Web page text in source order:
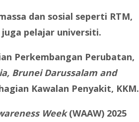
dan sosial seperti RTM,
pelajar universiti.
Perkembangan Perubatan,
Brunei Darussalam and
Kawalan Penyakit, KKM.
Week(WAAW) 2025